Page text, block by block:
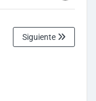
Siguiente